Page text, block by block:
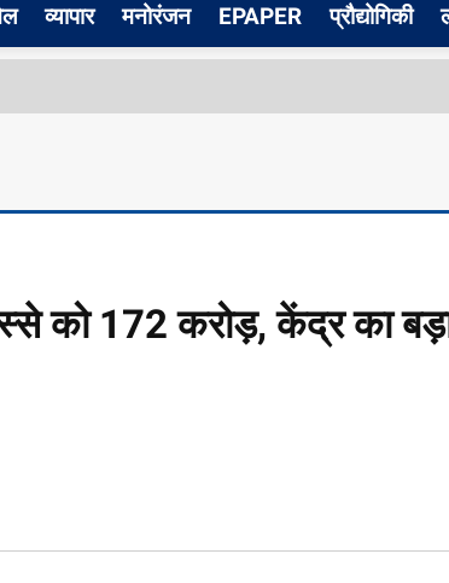
व्यापार मनोरंजन EPAPER प्रौद्योगिकी
को 172 करोड़, केंद्र का